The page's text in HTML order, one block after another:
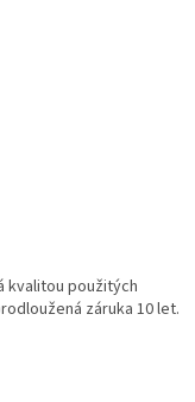
kvalitou použitých
záruka 10 let.